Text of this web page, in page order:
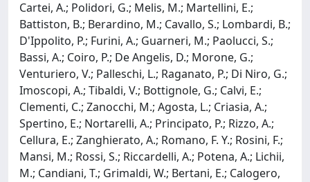
Cartei, A.; Polidori, G.; Melis, M.; Martellini, E.;
Battiston, B.; Berardino, M.; Cavallo, S.; Lombardi, B.;
D'Ippolito, P.; Furini, A.; Guarneri, M.; Paolucci, S.;
Bassi, A.; Coiro, P.; De Angelis, D.; Morone, G.;
Venturiero, V.; Palleschi, L.; Raganato, P.; Di Niro, G.;
Imoscopi, A.; Tibaldi, V.; Bottignole, G.; Calvi, E.;
Clementi, C.; Zanocchi, M.; Agosta, L.; Criasia, A.;
Spertino, E.; Nortarelli, A.; Principato, P.; Rizzo, A.;
Cellura, E.; Zanghierato, A.; Romano, F. Y.; Rosini, F.;
Mansi, M.; Rossi, S.; Riccardelli, A.; Potena, A.; Lichii,
M.; Candiani, T.; Grimaldi, W.; Bertani, E.; Calogero,